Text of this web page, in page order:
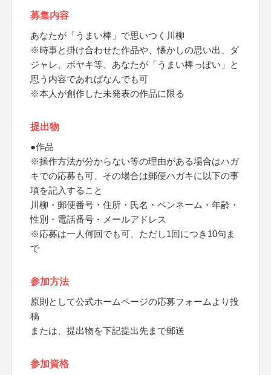
募集内容
あなたが「うまい棒」で思いつく川柳
※時事と掛け合わせた作品や、懐かしの思い出、ダ
ジャレ、ボヤキ等、あなたが「うまい棒っぽい」と
思う内容であればなんでも可
※本人が創作した未発表の作品に限る
提出物
●作品
※操作方法が分からない等の理由がある場合はハガ
キでの応募も可、その場合は郵便ハガキに以下の事
項を記入すること
川柳・郵便番号・住所・氏名・ペンネーム・年齢・
性別・電話番号・メールアドレス
※応募は一人何回でも可、ただし1回につき10句ま
で
参加方法
原則として公式ホームページの応募フォームより投
稿
または、提出物を下記提出先まで郵送
参加資格